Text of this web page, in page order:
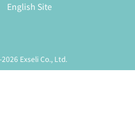
English Site
Exseli Co., Ltd.